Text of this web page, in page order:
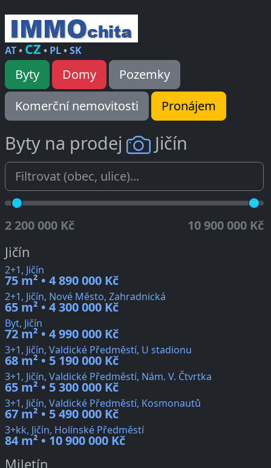
AT• CZ • PL•SK
Byty Domy
Pozemky
Komerční nemovitosti
Pronájem
Byty na prodej Jičín
2 200 000 Kč 10 900 000 Kč
Jičín
2+1, Jičín
75 m² • 4 890 000 Kč
2+1, Jičín, Nové Město, Zahradnická
65 m² • 4 300 000 Kč
Byt, Jičín
72 m² • 4 990 000 Kč
3+1, Jičín, Valdické Předměstí, U stadionu
68 m² • 5 190 000 Kč
3+1, Jičín, Valdické Předměstí, Nám. V. Čtvrtka
65 m² • 5 300 000 Kč
3+1, Jičín, Valdické Předměstí, Kosmonautů
67 m² • 5 490 000 Kč
3+kk, Jičín, Holínské Předměstí
84 m² • 10 900 000 Kč
Miletín